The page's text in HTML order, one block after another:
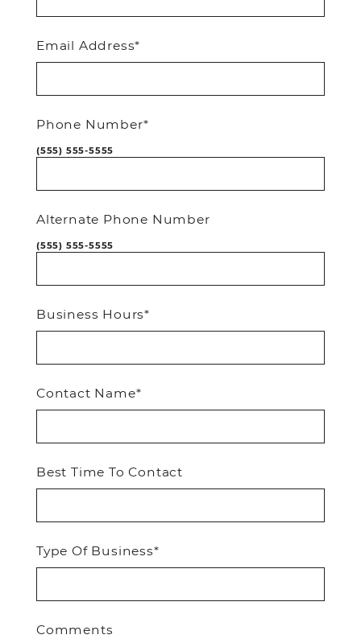
Email Address*
Phone Number*
(555) 555-5555
Alternate Phone Number
(555) 555-5555
Business Hours*
Contact Name*
Best Time To Contact
Type Of Business*
Comments